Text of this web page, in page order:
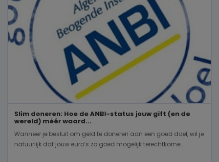
Slim doneren: Hoe de ANBI-status jouw gift (en de
wereld) méér waard...
Wanneer je besluit om geld te doneren aan een goed doel, wil je
natuurlijk dat jouw euro’s zo goed mogelijk terechtkome...